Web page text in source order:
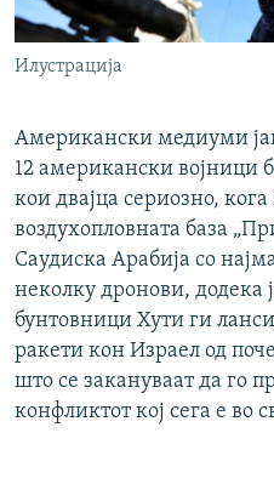
Илустрација
Американски медиуми
12 американски војници
кои двајца сериозно,
воздухопловната база
Саудиска Арабија со
неколку дронови, додека
бунтовници Хути ги
ракети кон Израел од
што се закануваат да го
конфликтот кој сега е во